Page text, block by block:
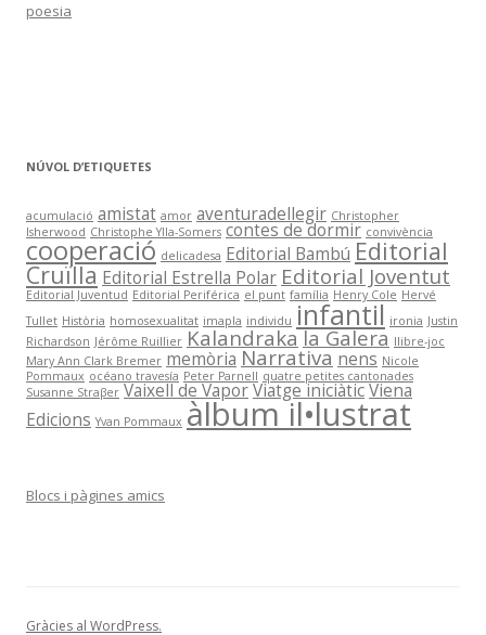
poesia
NÚVOL D’ETIQUETES
acumulació amistat amor aventuradellegir Christopher
Isherwood Christophe Ylla-Somers contes de dormir convivència
cooperació delicadesa Editorial Bambú Editorial
Cruïlla Editorial Estrella Polar Editorial Joventut
Editorial Juventud Editorial Periférica el punt família Henry Cole Hervé
Tullet Història homosexualitat imapla individu infantil ironia Justin
Richardson Jérôme Ruillier Kalandrakala Galera llibre-joc
Mary Ann Clark Bremer memòria Narrativa nens Nicole
Pommaux océano travesía Peter Parnell quatre petites cantonades
Susanne Straβer Vaixell de VaporViatge iniciàticViena
Edicions Yvan Pommaux àlbum il•lustrat
Blocs i pàgines amics
Gràcies al WordPress.